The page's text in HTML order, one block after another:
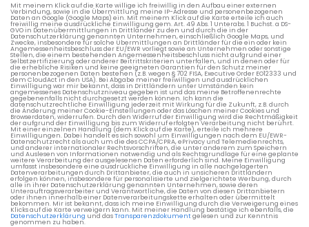
Mit meinem Klick auf die Karte willige ich freiwillig in den Aufbau einer externen
Verbindung, sowie in die Übermittlung meine IP-Adresse und personenbezogenen
Daten an Google (Google Maps) ein. Mit meinem Klick auf die Karte erteile ich auch
freiwillig meine ausdrückliche Einwilligung gem. Art. 49 Abs. 1 Unterabs. 1 Buchst. a DS-
GVO in Datenübermittlungen in Drittländer zu den und durch die in der
Datenschutzerklärung genannten Unternehmen, einschließlich Google Maps, und
Zwecke, insbesondere für solche Übermittlungen an Drittländer für die ein oder kein
Angemessenheitsbeschluss der EU/EWR vorliegt sowie an Unternehmen oder sonstige
Stellen, die einem bestehenden Angemessenheitsbeschluss nicht aufgrund einer
Selbstzertifizierung oder anderer Beitrittskriterien unterfallen, und in denen oder für
die erhebliche Risiken und keine geeigneten Garantien für den Schutz meiner
personenbezogenen Daten bestehen (z.B. wegen § 702 FISA, Executive Order EO12333 und
dem CloudAct in den USA). Bei Abgabe meiner freiwilligen und ausdrücklichen
Einwilligung war mir bekannt, dass in Drittländern unter Umständen kein
angemessenes Datenschutzniveau gegeben ist und das meine Betroffenenrechte
gegebenenfalls nicht durchgesetzt werden können. Ich kann die
datenschutzrechtliche Einwilligung jederzeit mit Wirkung für die Zukunft, z.B. durch
die Änderung meiner Cookie-Einstellungen oder das Löschen meiner Cookies und
Browserdaten, widerrufen. Durch den Widerruf der Einwilligung wird die Rechtmäßigkeit
der aufgrund der Einwilligung bis zum Widerruf erfolgten Verarbeitung nicht berührt.
Mit einer einzelnen Handlung (dem Klick auf die Karte), erteile ich mehrere
Einwilligungen. Dabei handelt es sich sowohl um Einwilligungen nach dem EU/EWR-
Datenschutzrecht als auch um die des CCPA/CPRA, ePrivacy und Telemedienrechts,
und anderer internationaler Rechtsvorschriften, die unter anderem zum Speichern
und Auslesen von Informationen notwendig und als Rechtsgrundlage für eine geplante
weitere Verarbeitung der ausgelesenen Daten erforderlich sind. Meine Einwilligung
umfasst insbesondere eine ausdrückliche Einwilligung in alle nachgelagerten
Datenverarbeitungen durch Drittanbieter, die auch in unsicheren Drittländern
erfolgen können, insbesondere für personalisierte und zielgerichtete Werbung, durch
alle in ihrer Datenschutzerklärung genannten Unternehmen, sowie deren
Unterauftragsverarbeiter und Verantwortliche, die Daten von diesen Drittanbietern
oder ihnen innerhalb einer Datenverarbeitungskette erhalten oder übermittelt
bekommen. Mir ist bekannt, dass ich meine Einwilligung durch die Verweigerung eines
Klicks auf die Karte verweigern kann. Mit meiner Handlung bestätige ich ebenfalls, die
Datenschutzerklärung und dasTransparenzdokumentgelesen und zur Kenntnis
genommen zu haben.